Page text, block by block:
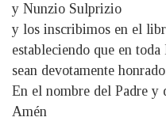
y Nunzio Sulprizio
y los inscribimos en el
estableciendo que en
sean devotamente
En el nombre del Padre
Amén